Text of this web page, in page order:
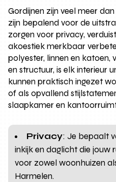
Gordijnen zijn veel meer
zijn bepalend voor de
zorgen voor privacy,
akoestiek merkbaar
polyester, linnen en katoen,
en structuur, is elk interieur
kunnen praktisch ingezet
of als opvallend
slaapkamer en
Privacy: Je bepaalt
inkijk en daglicht die jouw
voor zowel woonhuizen
Harmelen.